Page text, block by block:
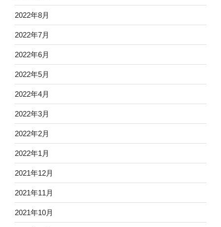
2022年8月
2022年7月
2022年6月
2022年5月
2022年4月
2022年3月
2022年2月
2022年1月
2021年12月
2021年11月
2021年10月